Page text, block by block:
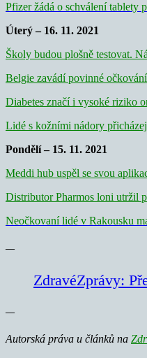
Pfizer žádá o schválení tablety
Úterý – 16. 11. 2021
Školy budou plošně testovat.
Belgie zavádí povinné
Diabetes značí i vysoké riziko
Lidé s kožními nádory
Pondělí – 15. 11. 2021
Meddi hub uspěl se svou
Distributor Pharmos loni utržil
Neočkovaní lidé v Rakousku
—
ZdravéZprávy:
—
Autorská práva u článků na